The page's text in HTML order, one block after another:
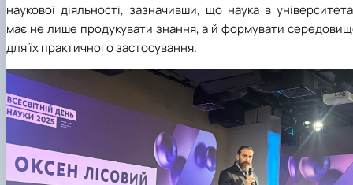
наукової діяльності, зазначивши, що наука в
має не лише продукувати знання, а й формувати
для їх практичного застосування.